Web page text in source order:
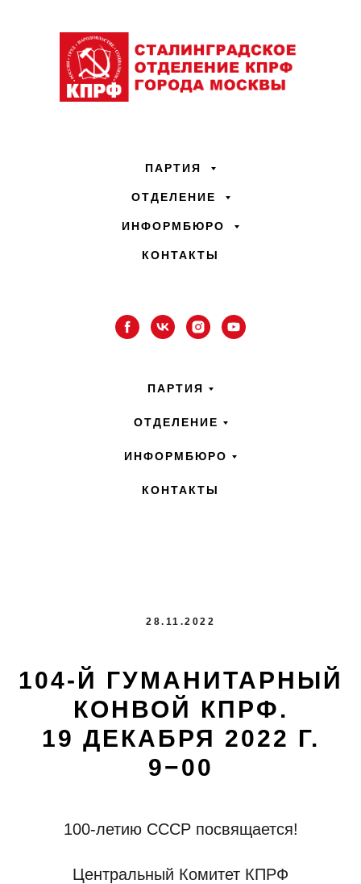
ПАРТИЯ
ОТДЕЛЕНИЕ
ИНФОРМБЮРО
КОНТАКТЫ
ПАРТИЯ
ОТДЕЛЕНИЕ
ИНФОРМБЮРО
КОНТАКТЫ
28.11.2022
104-Й ГУМАНИТАРНЫЙ
КОНВОЙ КПРФ.
19 ДЕКАБРЯ 2022 Г.
9−00
100-летию СССР посвящается!
Центральный Комитет КПРФ